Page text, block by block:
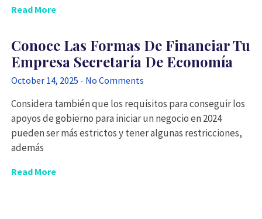
Read More
Conoce Las Formas De Financiar Tu
Empresa Secretaría De Economía
October 14, 2025 No Comments
Considera también que los requisitos para conseguir los
apoyos de gobierno para iniciar un negocio en 2024
pueden ser más estrictos y tener algunas restricciones,
además
Read More